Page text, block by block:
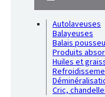
Autolaveuses
Balayeuses
Balais
Produits
Huiles et
Cric,